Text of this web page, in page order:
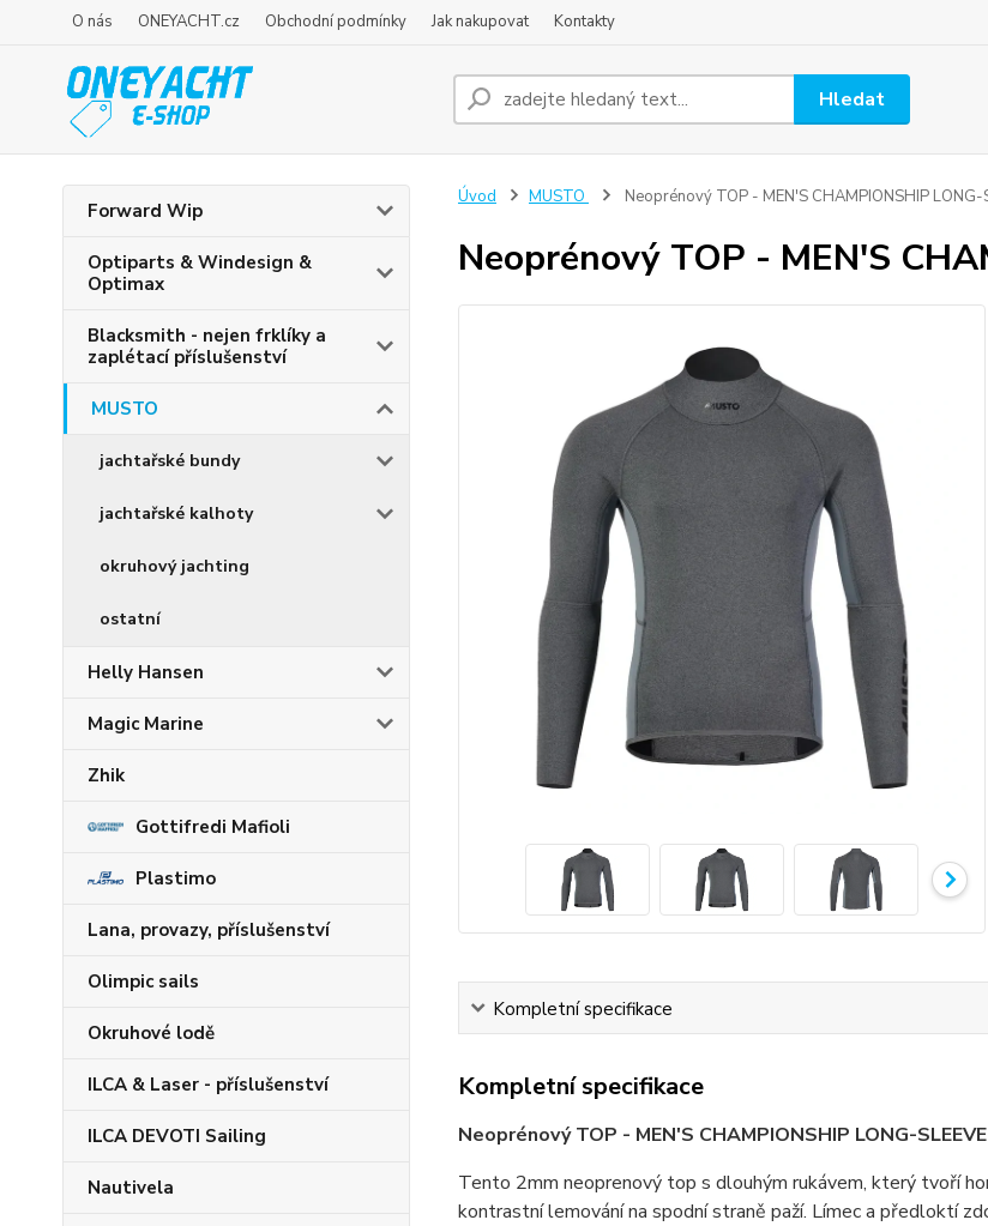
O nás ONEYACHT.cz Obchodní podmínky Jak nakupovat Kontakty
Hledat
Forward Wip
Optiparts & Windesign &
Optimax
Blacksmith - nejen frklíky a
zaplétací příslušenství
MUSTO
jachtařské bundy
jachtařské kalhoty
okruhový jachting
ostatní
Helly Hansen
Magic Marine
Zhik
Gottifredi Mafioli
Plastimo
Lana, provazy, příslušenství
Olimpic sails
Okruhové lodě
ILCA & Laser - příslušenství
ILCA DEVOTI Sailing
Nautivela
Úvod MUSTO Neoprénový TOP - MEN'S CHAMPIONSHIP LONG-
Neoprénový TOP - MEN'S
Kompletní specifikace
Kompletní specifikace
Neoprénový TOP - MEN'S CHAMPIONSHIP LONG-
Tento 2mm neoprenový top s dlouhým rukávem, který tvoří
kontrastní lemování na spodní straně paží. Límec a předloktí